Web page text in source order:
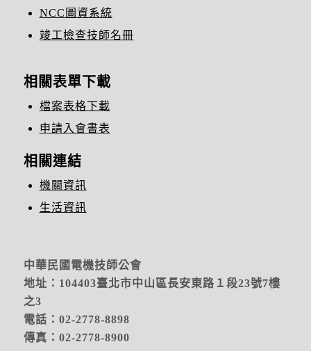
NCC圖資系統
竣工檢查技師名冊
相關表單下載
檔案表格下載
申請入會書表
相關連結
機關資訊
生活資訊
中華民國電機技師公會
地址：104403臺北市中山區長安東路１段23號7樓
之3
電話：02-2778-8898
傳真：02-2778-8900